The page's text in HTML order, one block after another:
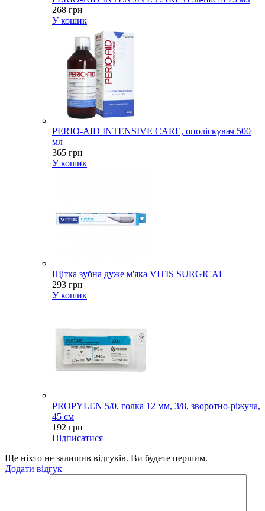
268 грн
У кошик
PERIO-AID INTENSIVE CARE, ополіскувач 500
мл
365 грн
У кошик
Щітка зубна дуже м'яка VITIS SURGICAL
293 грн
У кошик
PROPYLEN 5/0, голка 12 мм, 3/8, зворотно-ріжуча,
45 см
192 грн
Підписатися
Ще ніхто не залишив відгуків. Ви будете першим.
Додати відгук